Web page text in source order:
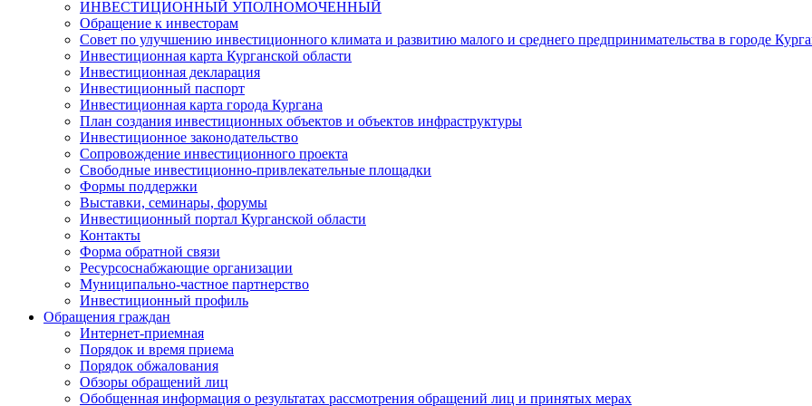
ИНВЕСТИЦИОННЫЙ УПОЛНОМОЧЕННЫЙ
Обращение к инвесторам
Совет по улучшению инвестиционного климата и развитию малого и среднего предпринимательства в городе
Инвестиционная карта Курганской области
Инвестиционная декларация
Инвестиционный паспорт
Инвестиционная карта города Кургана
План создания инвестиционных объектов и объектов инфраструктуры
Инвестиционное законодательство
Сопровождение инвестиционного проекта
Свободные инвестиционно-привлекательные площадки
Формы поддержки
Выставки, семинары, форумы
Инвестиционный портал Курганской области
Контакты
Форма обратной связи
Ресурсоснабжающие организации
Муниципально-частное партнерство
Инвестиционный профиль
Обращения граждан
Интернет-приемная
Порядок и время приема
Порядок обжалования
Обзоры обращений лиц
Обобщенная информация о результатах рассмотрения обращений лиц и принятых мерах